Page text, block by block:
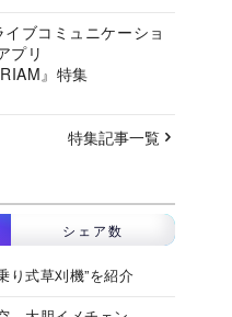
アムの挑戦に迫る
イブコミュニケーショ
プリ
』特集
特集記事一覧
シェア数
り式草刈機”を紹介